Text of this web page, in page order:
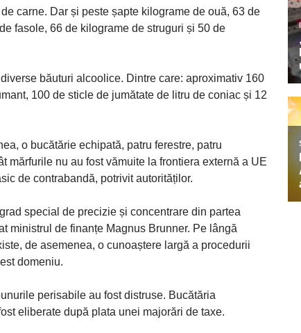
carne. Dar și peste șapte kilograme de ouă, 63 de
fasole, 66 de kilograme de struguri și 50 de
băuturi alcoolice. Dintre care: aproximativ 160
100 de sticle de jumătate de litru de coniac și 12
o bucătărie echipată, patru ferestre, patru
mărfurile nu au fost vămuite la frontiera externă a UE
de contrabandă, potrivit autorităților.
special de precizie și concentrare din partea
ministrul de finanțe Magnus Brunner. Pe lângă
de asemenea, o cunoaștere largă a procedurii
domeniu.
perisabile au fost distruse. Bucătăria
eliberate după plata unei majorări de taxe.